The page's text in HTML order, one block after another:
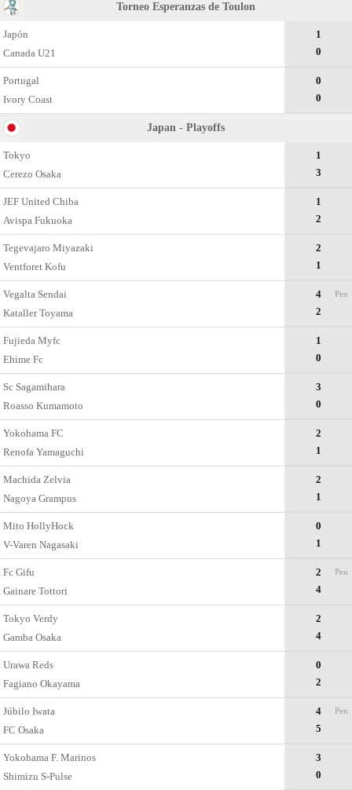
Torneo Esperanzas de Toulon
Japón
Canada U21
1
0
Portugal
Ivory Coast
0
0
Japan - Playoffs
Tokyo
Cerezo Osaka
1
3
JEF United Chiba
Avispa Fukuoka
1
2
Tegevajaro Miyazaki
Ventforet Kofu
2
1
Vegalta Sendai
Kataller Toyama
4
2
Pen
Fujieda Myfc
Ehime Fc
1
0
Sc Sagamihara
Roasso Kumamoto
3
0
Yokohama FC
Renofa Yamaguchi
2
1
Machida Zelvia
Nagoya Grampus
2
1
Mito HollyHock
V-Varen Nagasaki
0
1
Fc Gifu
Gainare Tottori
2
4
Pen
Tokyo Verdy
Gamba Osaka
2
4
Urawa Reds
Fagiano Okayama
0
2
Júbilo Iwata
FC Osaka
4
5
Pen
Yokohama F. Marinos
Shimizu S-Pulse
3
0